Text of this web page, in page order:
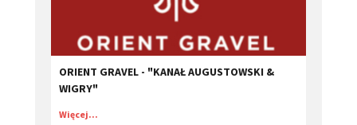
ORIENT GRAVEL - "KANAŁ AUGUSTOWSKI &
WIGRY"
Więcej...